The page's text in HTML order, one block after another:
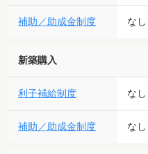
補助／助成金制度 なし
新築購入
利子補給制度 なし
補助／助成金制度 なし